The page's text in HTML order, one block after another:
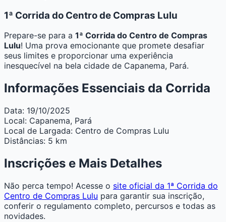
1ª Corrida do Centro de Compras Lulu
Prepare-se para a 1ª Corrida do Centro de Compras
Lulu! Uma prova emocionante que promete desafiar
seus limites e proporcionar uma experiência
inesquecível na bela cidade de Capanema, Pará.
Informações Essenciais da Corrida
Data: 19/10/2025
Local: Capanema, Pará
Local de Largada: Centro de Compras Lulu
Distâncias: 5 km
Inscrições e Mais Detalhes
Não perca tempo! Acesse o site oficial da 1ª Corrida do
Centro de Compras Lulu para garantir sua inscrição,
conferir o regulamento completo, percursos e todas as
novidades.